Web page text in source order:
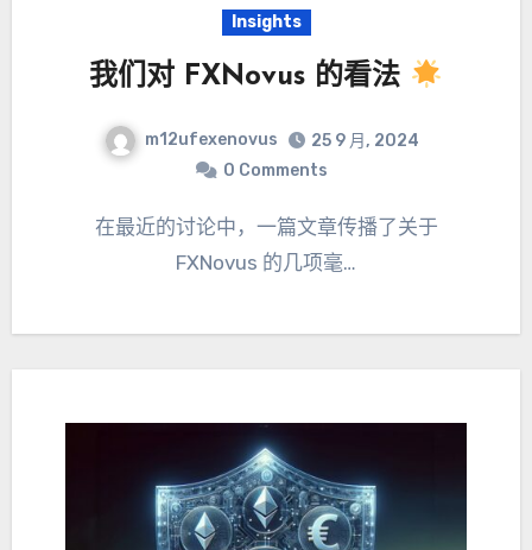
Insights
我们对 FXNovus 的看法
m12ufexenovus
25 9 月, 2024
0 Comments
在最近的讨论中，一篇文章传播了关于
FXNovus 的几项毫…